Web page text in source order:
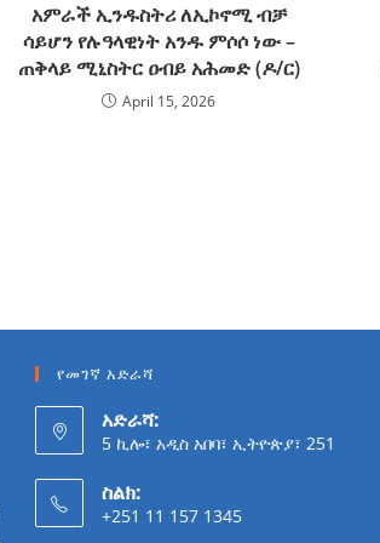
አምራች ኢንዱስትሪ ለኢኮኖሚ ብቻ
ሳይሆን የሉዓላዊነት አንዱ ምሶሶ ነው –
ጠቅላይ ሚኒስትር ዐብይ አሕመድ (ዶ/ር)
April 15, 2026
የመገኛ አድራሻ
አድራሻ:
5 ኪሎ፣ አዲስ አበባ፣ ኢትዮጵያ፣ 251
ስልክ:
+251 11 157 1345